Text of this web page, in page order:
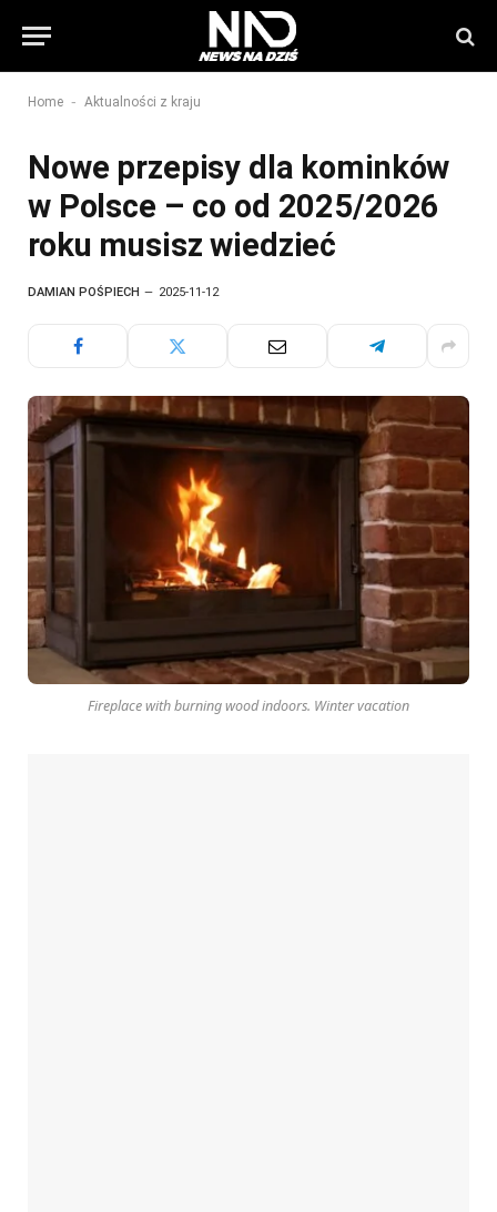
Home - Aktualności z kraju
Nowe przepisy dla kominków
w Polsce – co od 2025/2026
roku musisz wiedzieć
DAMIAN POŚPIECH 2025-11-12
Fireplace with burning wood indoors. Winter vacation